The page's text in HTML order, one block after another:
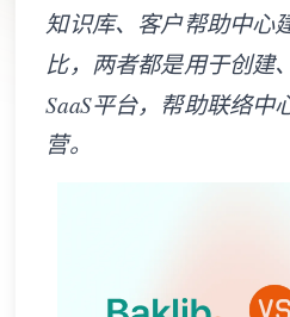
知识库、客户帮助中心
比，两者都是用于创建
SaaS平台，帮助联络中
营。